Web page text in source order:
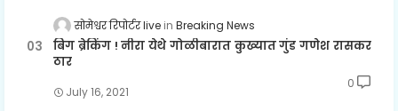
सोमेश्वर रिपोर्टर live Breaking News
बिग ब्रेकिंग ! नीरा येथे गोळीबारात कुख्यात गुंड गणेश रासकर
ठार
July 16, 2021
0